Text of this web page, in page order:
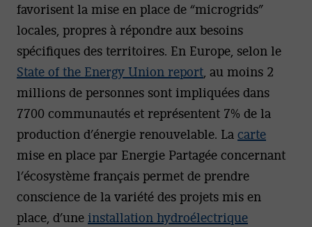
favorisent la mise en place de “microgrids”
locales, propres à répondre aux besoins
spécifiques des territoires. En Europe, selon le
State of the Energy Union report , au moins 2
millions de personnes sont impliquées dans
7700 communautés et représentent 7% de la
production d’énergie renouvelable. La carte
mise en place par Energie Partagée concernant
l’écosystème français permet de prendre
conscience de la variété des projets mis en
place, d’uneinstallation hydroélectrique